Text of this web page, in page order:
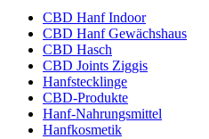
CBD Hanf Indoor
CBD Hanf Gewächshaus
CBD Hasch
CBD Joints Ziggis
Hanfstecklinge
CBD-Produkte
Hanf-Nahrungsmittel
Hanfkosmetik